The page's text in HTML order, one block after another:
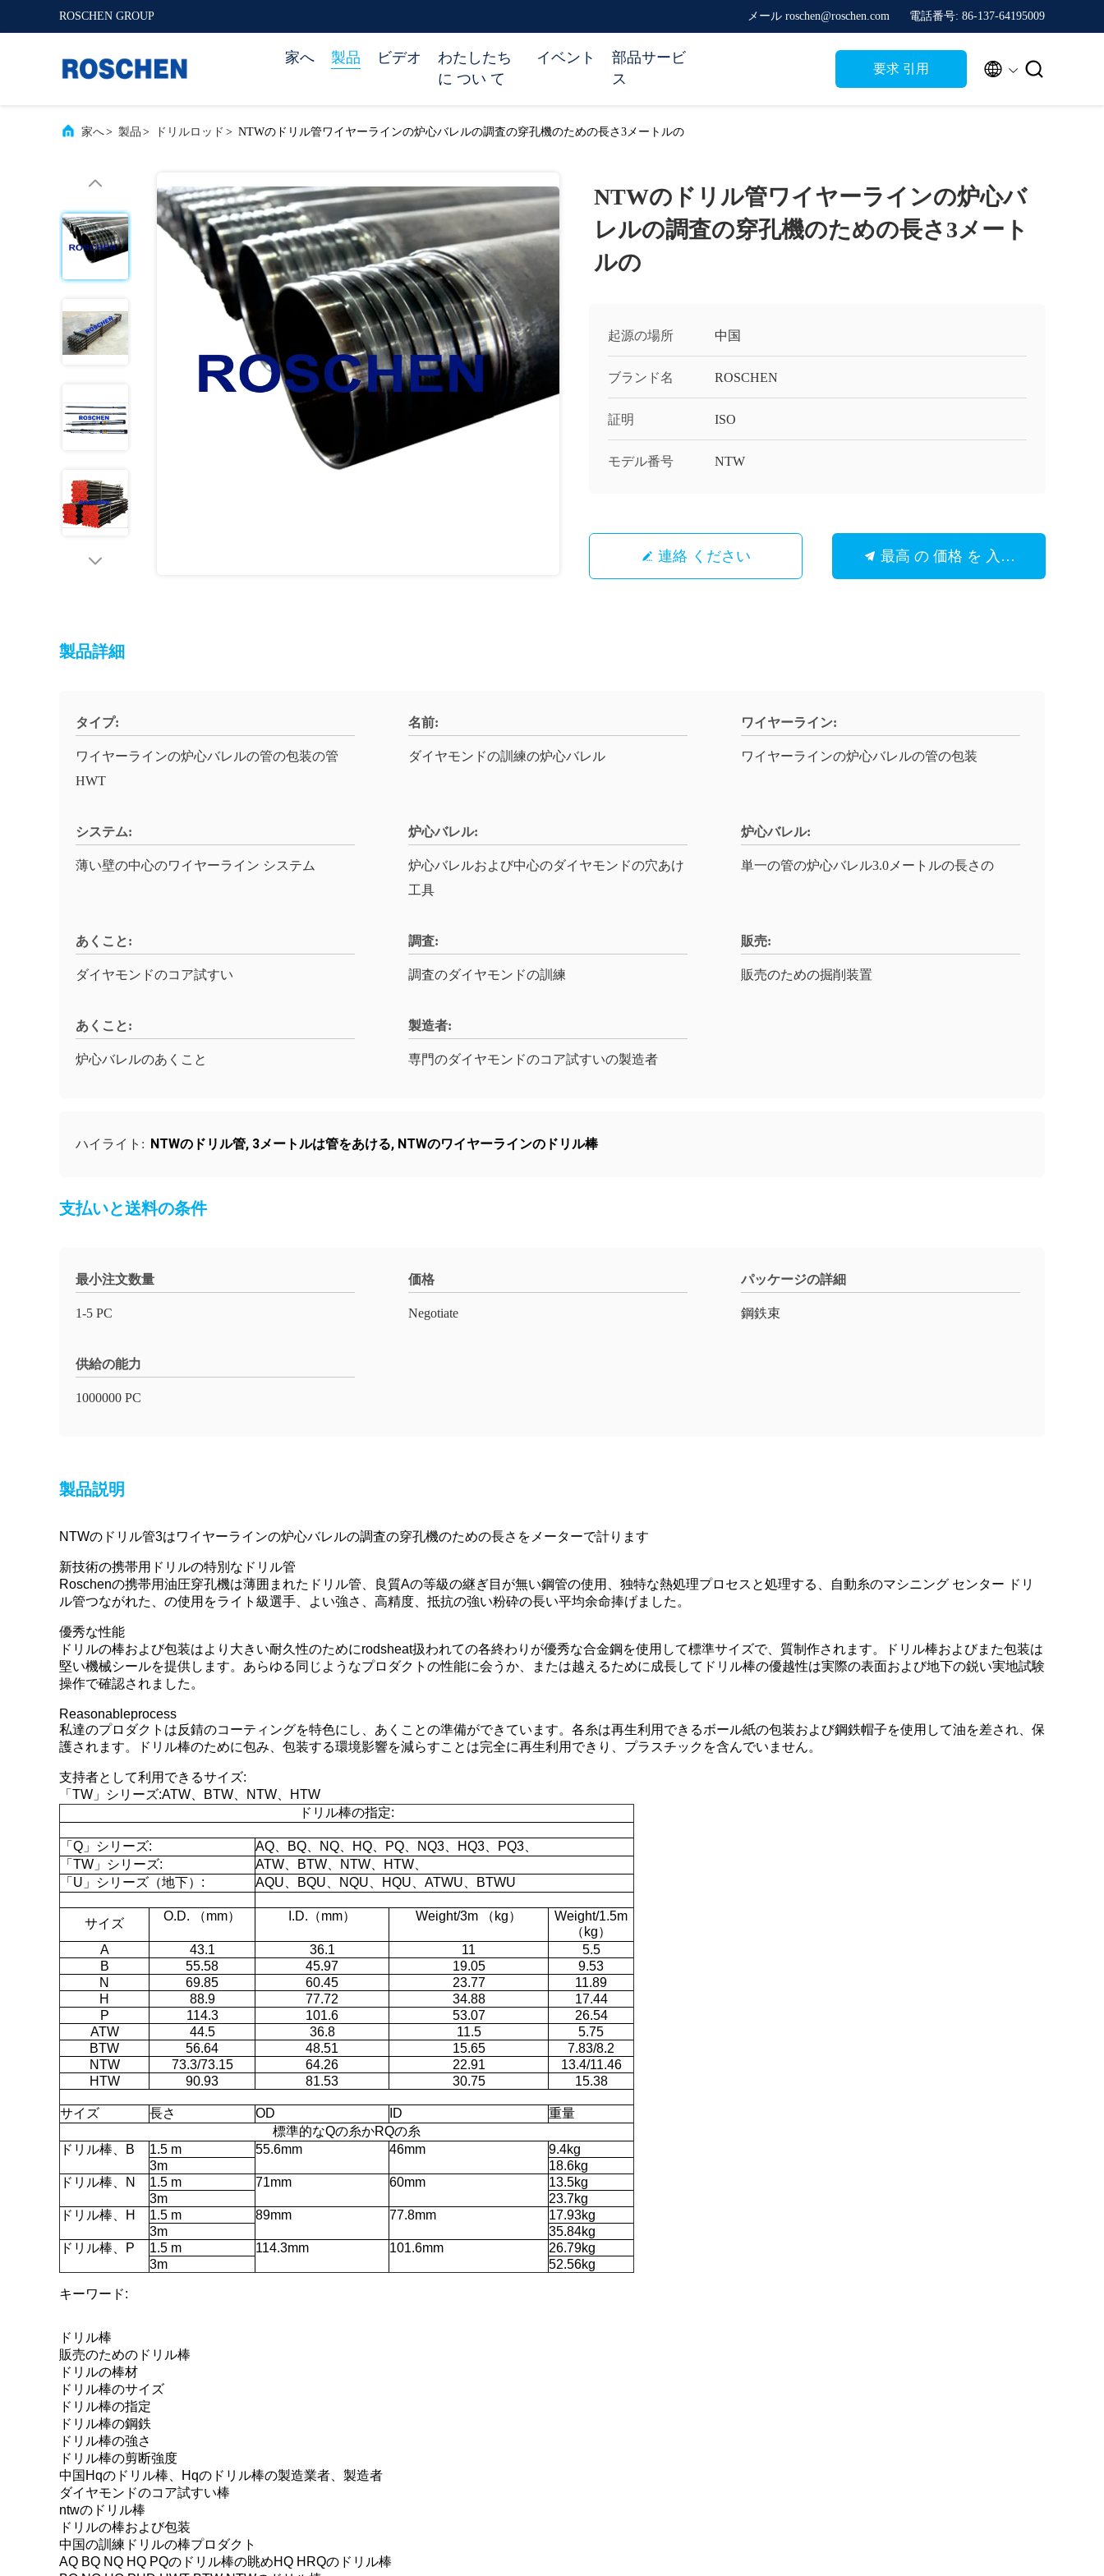
ROSCHEN GROUP メール roschen@roschen.com 電話番号: 86-137-64195009
家へ 製品 ビデオ
わたしたち
に つい て
イベント
部品サービ
ス
要求 引用  
家へ> 製品 > ドリルロッド > NTWのドリル管ワイヤーラインの炉心バレルの調査の穿孔機のための長さ3メートルの
NTWのドリル管ワイヤーラインの炉心バ
レルの調査の穿孔機のための長さ3メート
ルの
起源の場所 中国
ブランド名 ROSCHEN
証明 ISO
モデル番号 NTW
連絡 ください 最高 の 価格 を 入手 する
製品詳細
タイプ:
ワイヤーラインの炉心バレルの管の包装の管
HWT
名前:
ダイヤモンドの訓練の炉心バレル
ワイヤーライン:
ワイヤーラインの炉心バレルの管の包装
システム:
薄い壁の中心のワイヤーライン システム
炉心バレル:
炉心バレルおよび中心のダイヤモンドの穴あけ
工具
炉心バレル:
単一の管の炉心バレル3.0メートルの長さの
あくこと:
ダイヤモンドのコア試すい
調査:
調査のダイヤモンドの訓練
販売:
販売のための掘削装置
あくこと:
炉心バレルのあくこと
製造者:
専門のダイヤモンドのコア試すいの製造者
ハイライト: NTWのドリル管, 3メートルは管をあける, NTWのワイヤーラインのドリル棒
支払いと送料の条件
最小注文数量
1-5 PC
価格
Negotiate
パッケージの詳細
鋼鉄束
供給の能力
1000000 PC
製品説明
NTWのドリル管3はワイヤーラインの炉心バレルの調査の穿孔機のための長さをメーターで計ります
新技術の携帯用ドリルの特別なドリル管
Roschenの携帯用油圧穿孔機は薄囲まれたドリル管、良質Aの等級の継ぎ目が無い鋼管の使用、独特な熱処理プロセスと処理する、自動糸のマシニング センター ドリ
ル管つながれた、の使用をライト級選手、よい強さ、高精度、抵抗の強い粉砕の長い平均余命捧げました。
優秀な性能
ドリルの棒および包装はより大きい耐久性のためにrodsheat扱われての各終わりが優秀な合金鋼を使用して標準サイズで、質制作されます。ドリル棒およびまた包装は
堅い機械シールを提供します。あらゆる同じようなプロダクトの性能に会うか、または越えるために成長してドリル棒の優越性は実際の表面および地下の鋭い実地試験
操作で確認されました。
Reasonableprocess
私達のプロダクトは反錆のコーティングを特色にし、あくことの準備ができています。各糸は再生利用できるボール紙の包装および鋼鉄帽子を使用して油を差され、保
護されます。ドリル棒のために包み、包装する環境影響を減らすことは完全に再生利用できり、プラスチックを含んでいません。
支持者として利用できるサイズ:
「TW」シリーズ:ATW、BTW、NTW、HTW
ドリル棒の指定:
「Q」シリーズ:
AQ、BQ、NQ、HQ、PQ、NQ3、HQ3、PQ3、
「TW」シリーズ:
ATW、BTW、NTW、HTW、
「U」シリーズ（地下）:
AQU、BQU、NQU、HQU、ATWU、BTWU
サイズ
O.D. （mm） I.D.（mm） Weight/3m （kg）
Weight/1.5m
（kg）
A
43.1 36.1 11
5.5
B
55.58 45.97 19.05
9.53
N
69.85 60.45 23.77
11.89
H
88.9 77.72 34.88
17.44
P
114.3 101.6 53.07
26.54
ATW
44.5 36.8 11.5
5.75
BTW
56.64 48.51 15.65
7.83/8.2
NTW
73.3/73.15 64.26 22.91
13.4/11.46
HTW
90.93 81.53 30.75 15.38
サイズ 長さ OD ID
重量
標準的なQの糸かRQの糸
ドリル棒、B
1.5 m 55.6mm 46mm
9.4kg
3m
18.6kg
ドリル棒、N
1.5 m 71mm 60mm
13.5kg
3m
23.7kg
ドリル棒、H
1.5 m 89mm 77.8mm
17.93kg
3m
35.84kg
ドリル棒、P
1.5 m 114.3mm 101.6mm
26.79kg
3m
52.56kg
キーワード:
ドリル棒
販売のためのドリル棒
ドリルの棒材
ドリル棒のサイズ
ドリル棒の指定
ドリル棒の鋼鉄
ドリル棒の強さ
ドリル棒の剪断強度
中国Hqのドリル棒、Hqのドリル棒の製造業者、製造者
ダイヤモンドのコア試すい棒
ntwのドリル棒
ドリルの棒および包装
中国の訓練ドリルの棒プロダクト
AQ BQ NQ HQ PQのドリル棒の眺めHQ HRQのドリル棒